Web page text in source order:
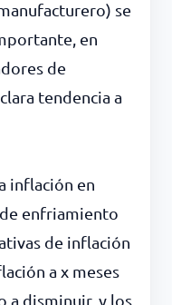
se
en
de
tendencia a
inflación en
enfriamiento
de inflación
a x meses
a disminuir, y los